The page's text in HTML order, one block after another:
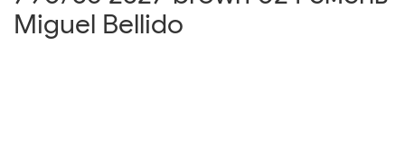
Miguel Bellido